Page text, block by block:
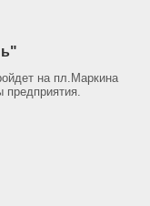
на пл.Маркина
предприятия.